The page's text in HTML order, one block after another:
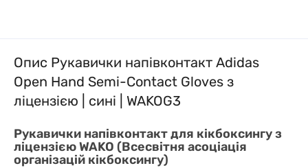
Опис Рукавички напівконтакт Adidas
Open Hand Semi-Contact Gloves з
ліцензією | сині | WAKOG3
Рукавички напівконтакт для кікбоксингу з
ліцензією WAKO (Всесвітня асоціація
організацій кікбоксингу)